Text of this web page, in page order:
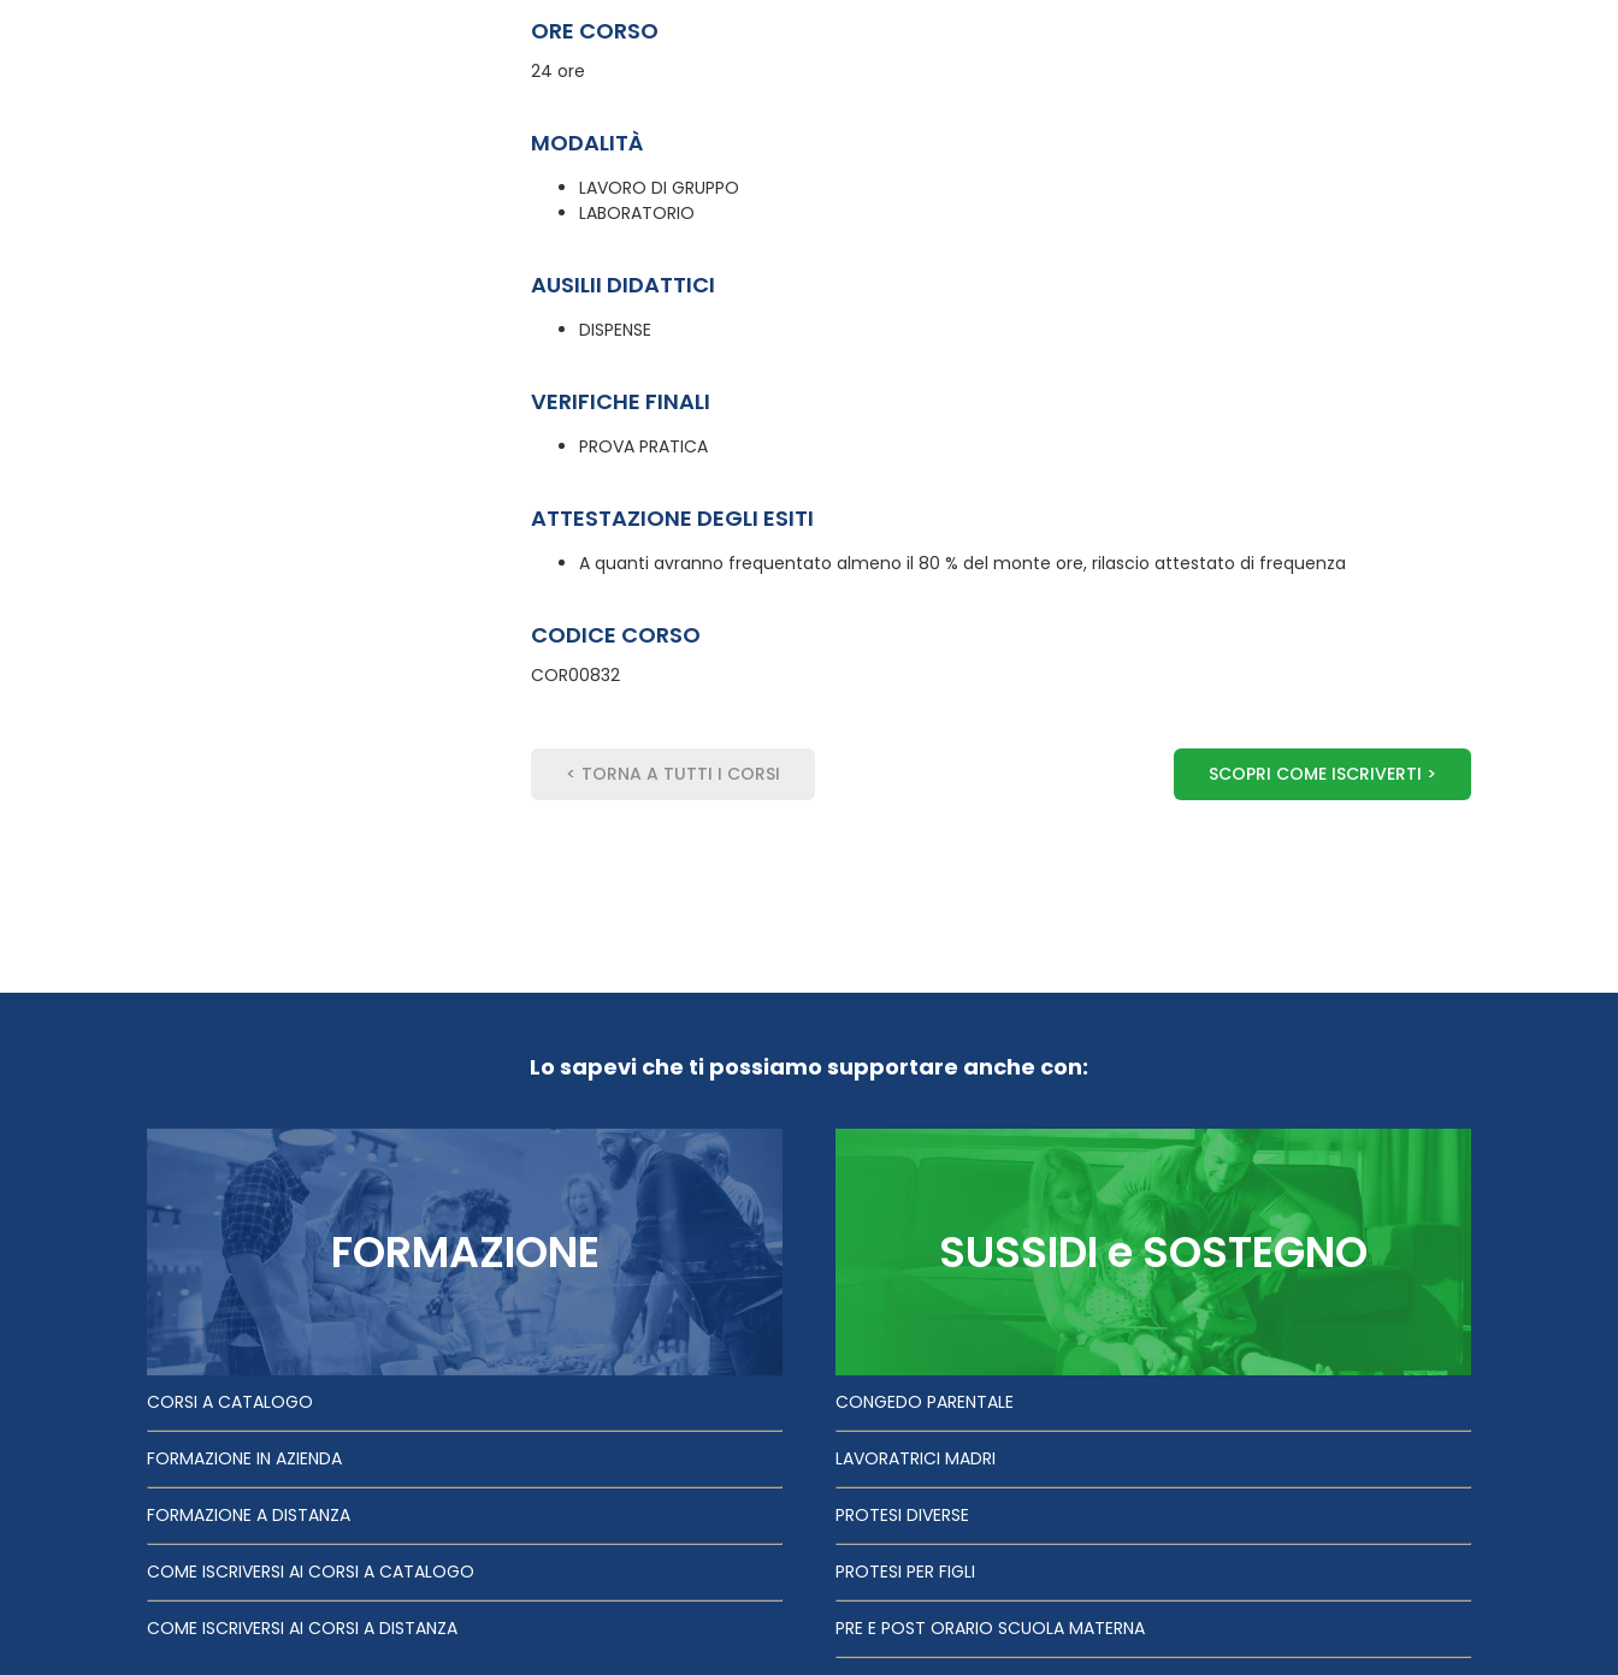
ORE CORSO
24 ore
MODALITÀ
LAVORO DI GRUPPO
LABORATORIO
AUSILII DIDATTICI
DISPENSE
VERIFICHE FINALI
PROVA PRATICA
ATTESTAZIONE DEGLI ESITI
A quanti avranno frequentato almeno il 80 % del monte ore, rilascio attestato di frequenza
CODICE CORSO
COR00832
< TORNA A TUTTI I CORSI SCOPRI COME ISCRIVERTI >
Lo sapevi che ti possiamo supportare anche con:
FORMAZIONE
CORSI A CATALOGO
FORMAZIONE IN AZIENDA
FORMAZIONE A DISTANZA
COME ISCRIVERSI AI CORSI A CATALOGO
COME ISCRIVERSI AI CORSI A DISTANZA
SUSSIDI e SOSTEGNO
CONGEDO PARENTALE
LAVORATRICI MADRI
PROTESI DIVERSE
PROTESI PER FIGLI
PRE E POST ORARIO SCUOLA MATERNA